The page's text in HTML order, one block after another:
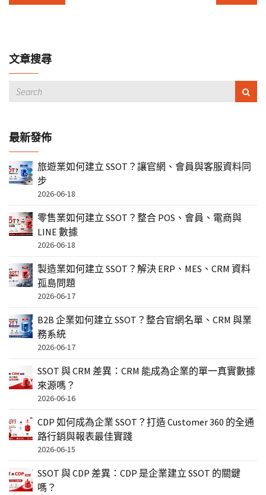
文章搜尋
最新發佈
旅遊業如何建立 SSOT？讓官網、會員與客服資料同
步
2026-06-18
零售業如何建立 SSOT？整合 POS、會員、電商與
LINE 數據
2026-06-18
製造業如何建立 SSOT？解決 ERP、MES、CRM 資料
孤島問題
2026-06-17
B2B 企業如何建立 SSOT？整合官網名單、CRM 與業
務系統
2026-06-17
SSOT 與 CRM 差異：CRM 能成為企業的單一真實數據
來源嗎？
2026-06-16
CDP 如何成為企業 SSOT？打造 Customer 360 的全通
路行銷與報表最佳實踐
2026-06-15
SSOT 與 CDP 差異：CDP 是企業建立 SSOT 的關鍵
嗎？